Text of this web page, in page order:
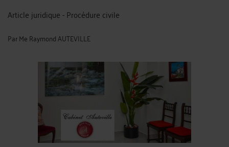
Article juridique - Procédure civile
ParMe Raymond AUTEVILLE